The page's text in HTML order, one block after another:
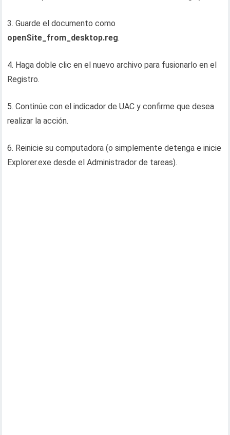
3. Guarde el documento como
openSite_from_desktop.reg.
4. Haga doble clic en el nuevo archivo para fusionarlo en el
Registro.
5. Continúe con el indicador de UAC y confirme que desea
realizar la acción.
6. Reinicie su computadora (o simplemente detenga e inicie
Explorer.exe desde el Administrador de tareas).